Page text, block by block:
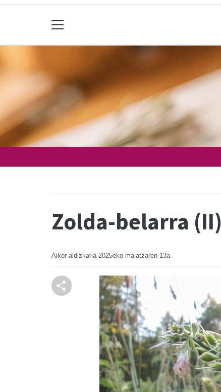
Zolda-belarra (II)
Aikor aldizkaria 2025eko maiatzaren 13a